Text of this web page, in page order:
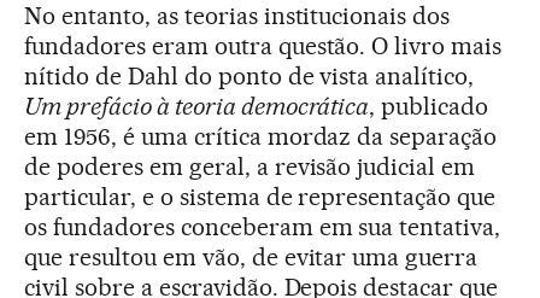
No entanto, as teorias institucionais dos
fundadores eram outra questão. O livro mais
nítido de Dahl do ponto de vista analítico,
Um prefácio à teoria democrática, publicado
em 1956, é uma crítica mordaz da separação
de poderes em geral, a revisão judicial em
particular, e o sistema de representação que
os fundadores conceberam em sua tentativa,
que resultou em vão, de evitar uma guerra
civil sobre a escravidão. Depois destacar que